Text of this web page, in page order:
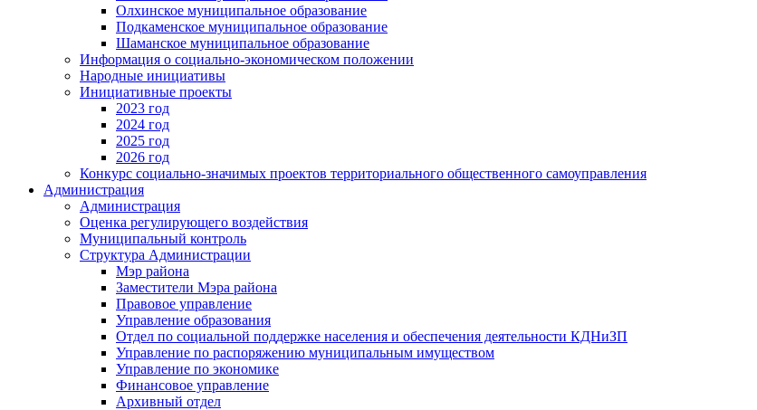
Олхинское муниципальное образование
Подкаменское муниципальное образование
Шаманское муниципальное образование
Информация о социально-экономическом положении
Народные инициативы
Инициативные проекты
2023 год
2024 год
2025 год
2026 год
Конкурс социально-значимых проектов территориального общественного самоуправления
Администрация
Администрация
Оценка регулирующего воздействия
Муниципальный контроль
Структура Администрации
Мэр района
Заместители Мэра района
Правовое управление
Управление образования
Отдел по социальной поддержке населения и обеспечения деятельности КДНиЗП
Управление по распоряжению муниципальным имуществом
Управление по экономике
Финансовое управление
Архивный отдел